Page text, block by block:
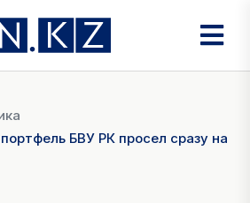
БВУ РК просел сразу на